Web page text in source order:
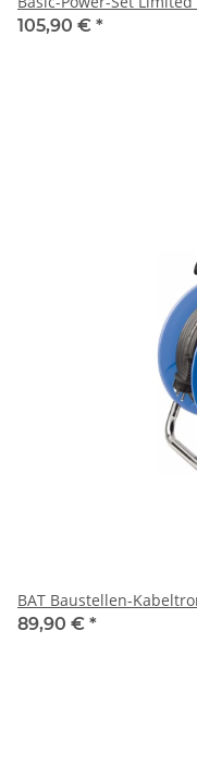
105,90 € *
BAT Baustellen-
89,90 € *